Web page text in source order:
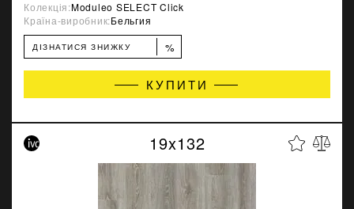
Колекція:Moduleo SELECT Click
Країна-виробник:Бельгия
ДІЗНАТИСЯ ЗНИЖКУ %
КУПИТИ
19x132